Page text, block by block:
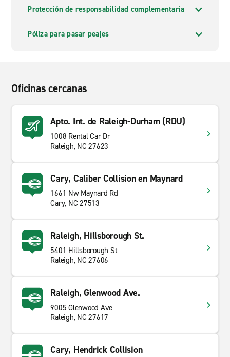
Protección de responsabilidad complementaria
Póliza para pasar peajes
Oficinas cercanas
Apto. Int. de Raleigh-Durham (RDU)
1008 Rental Car Dr
Raleigh, NC 27623
Cary, Caliber Collision en Maynard
1661 Nw Maynard Rd
Cary, NC 27513
Raleigh, Hillsborough St.
5401 Hillsborough St
Raleigh, NC 27606
Raleigh, Glenwood Ave.
9005 Glenwood Ave
Raleigh, NC 27617
Cary, Hendrick Collision